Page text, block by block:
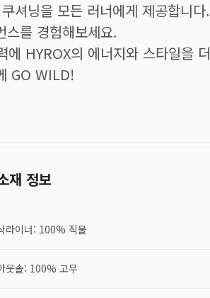
셔닝을 모든 러너에게 제공합니다.
를 경험해보세요.
HYROX의 에너지와 스타일을
GO WILD!
재 정보
라이너: 100% 직물
웃솔: 100% 고무